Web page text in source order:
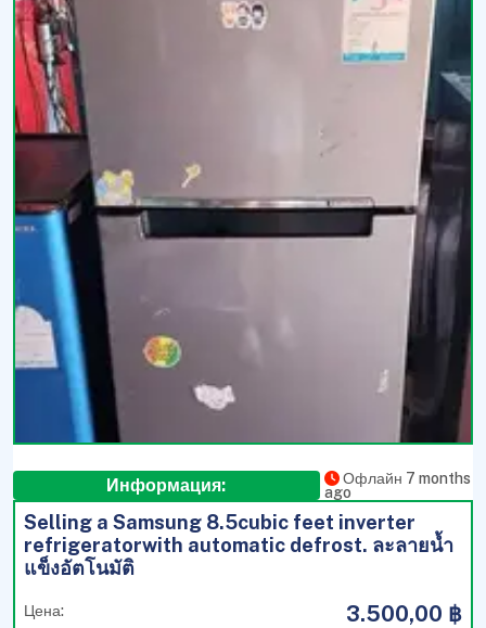
Информация:
Офлайн 7 months
ago
Selling a Samsung 8.5cubic feet inverter
refrigeratorwith automatic defrost. ละลายน้ำ
แข็งอัตโนมัติ
Цена: 3.500,00 ฿